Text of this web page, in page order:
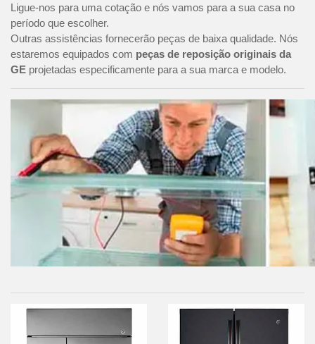
Ligue-nos para uma cotação e nós vamos para a sua casa no
período que escolher.
Outras assistências fornecerão peças de baixa qualidade. Nós
estaremos equipados com peças de reposição originais da
GE projetadas especificamente para a sua marca e modelo.